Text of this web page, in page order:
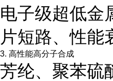
电子级超低金
片短路、性能
3. 高性能高分子合成
芳纶、聚苯硫